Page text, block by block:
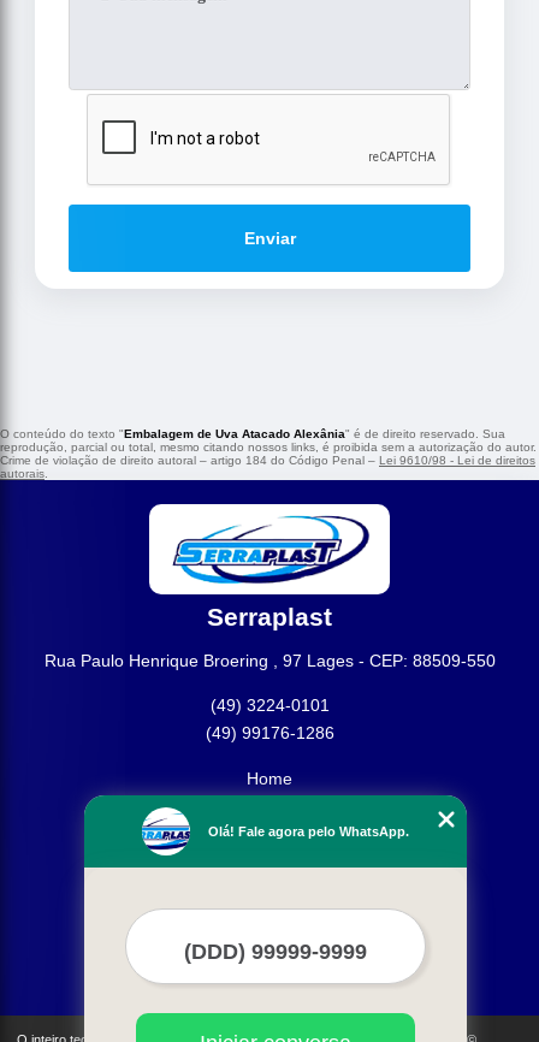
Enviar
O conteúdo do texto "Embalagem de Uva Atacado Alexânia" é de direito reservado. Sua
reprodução, parcial ou total, mesmo citando nossos links, é proibida sem a autorização do autor.
Crime de violação de direito autoral – artigo 184 do Código Penal – Lei 9610/98 - Lei de direitos
autorais
Serraplast
Rua Paulo Henrique Broering , 97 Lages - CEP: 88509-550
(49) 3224-0101
(49) 99176-1286
Home
Missão
Mais Serviços
Olá! Fale agora pelo WhatsApp.